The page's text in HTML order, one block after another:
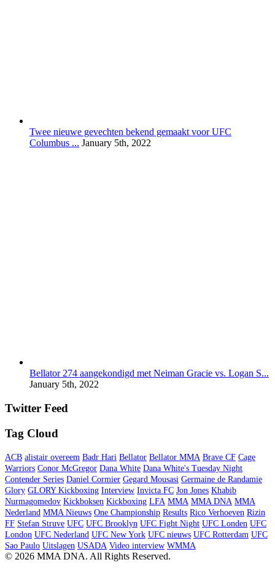
Twee nieuwe gevechten bekend gemaakt voor UFC
Columbus ... January 5th, 2022
Bellator 274 aangekondigd met Neiman Gracie vs. Logan S...
January 5th, 2022
Twitter Feed
Tag Cloud
ACB alistair overeem Badr Hari Bellator Bellator MMA Brave CF Cage
Warriors Conor McGregor Dana White Dana White's Tuesday Night
Contender Series Daniel Cormier Gegard Mousasi Germaine de Randamie
Glory GLORY Kickboxing Interview Invicta FC Jon Jones Khabib
Nurmagomedov Kickboksen Kickboxing LFA MMA MMA DNA MMA
Nederland MMA Nieuws One Championship Results Rico Verhoeven Rizin
FF Stefan Struve UFC UFC Brooklyn UFC Fight Night UFC Londen UFC
London UFC Nederland UFC New York UFC nieuws UFC Rotterdam UFC
Sao Paulo Uitslagen USADA Video interview WMMA
© 2026 MMA DNA. All Rights Reserved.